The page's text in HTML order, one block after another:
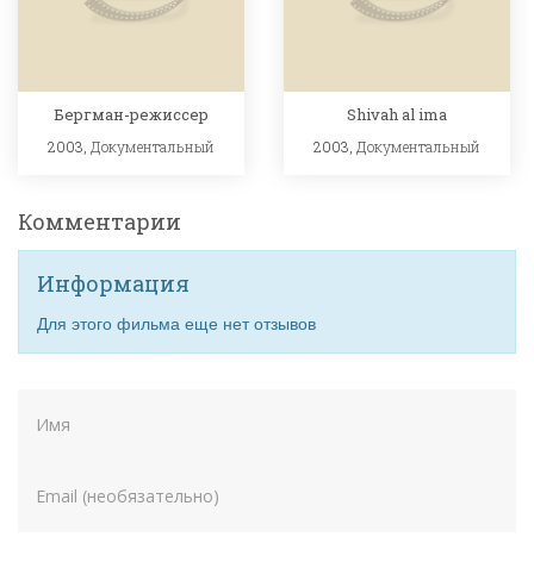
Бергман-режиссер
2003, Документальный
Shivah al ima
2003, Документальный
Комментарии
Информация
Для этого фильма еще нет отзывов